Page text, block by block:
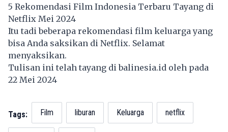
5 Rekomendasi Film Indonesia Terbaru Tayang di
Netflix Mei 2024
Itu tadi beberapa rekomendasi film keluarga yang
bisa Anda saksikan di Netflix. Selamat
menyaksikan.
Tulisan ini telah tayang dibalinesia.id oleh pada
22 Mei 2024
Tags: Film liburan Keluarga netflix